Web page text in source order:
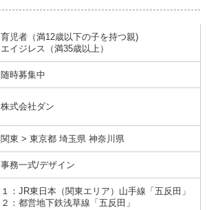
育児者（満12歳以下の子を持つ親)
エイジレス（満35歳以上）
随時募集中
株式会社ダン
関東 > 東京都 埼玉県 神奈川県
事務一式/デザイン
１：JR東日本（関東エリア） 山手線 「五反田」
２：都営地下鉄浅草線 「五反田」